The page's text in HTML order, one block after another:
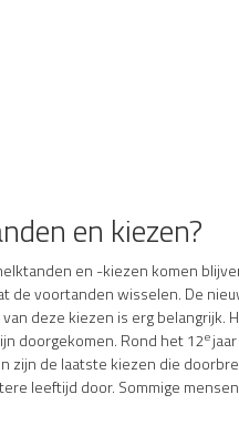
en kiezen?
en -kiezen komen
voortanden wisselen. De
deze kiezen is erg belangrijk.
doorgekomen. Rond het 12e
de laatste kiezen die
leeftijd door. Sommige